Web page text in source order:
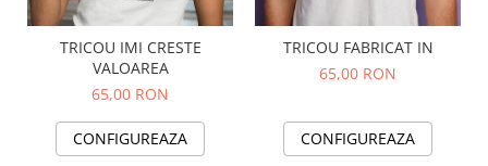
TRICOU IMI CRESTE
VALOAREA
65,00 RON
CONFIGUREAZA
TRICOU FABRICAT IN
65,00 RON
CONFIGUREAZA